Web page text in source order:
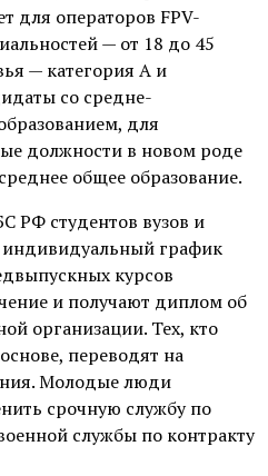
для операторов FPV-
— от 18 до 45
— категория А и
со средне-
для
должности в новом роде
общее образование.
РФ студентов вузов и
график
курсов
и получают диплом об
организации. Тех, кто
переводят на
Молодые люди
срочную службу по
службы по контракту